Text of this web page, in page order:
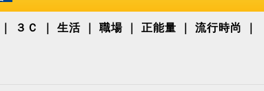
３Ｃ 生活 職場 正能量 流行時尚